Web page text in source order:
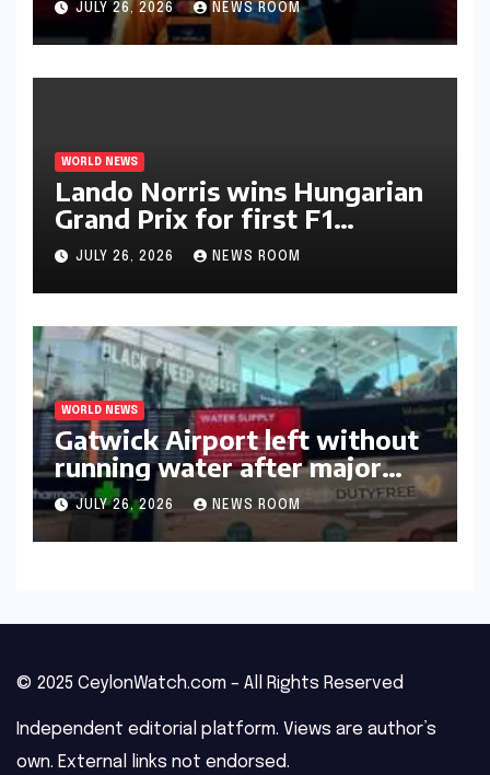
JULY 26, 2026 NEWS ROOM
WORLD NEWS
Lando Norris wins Hungarian
Grand Prix for first F1
triumph in 2026​​
JULY 26, 2026 NEWS ROOM
WORLD NEWS
Gatwick Airport left without
running water after major
outage​​
JULY 26, 2026 NEWS ROOM
© 2025 CeylonWatch.com – All Rights Reserved
Independent editorial platform. Views are author’s
own. External links not endorsed.